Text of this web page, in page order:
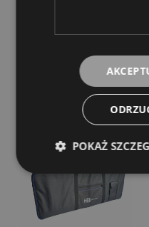
Hard Bag B32 61W
POKAŻ